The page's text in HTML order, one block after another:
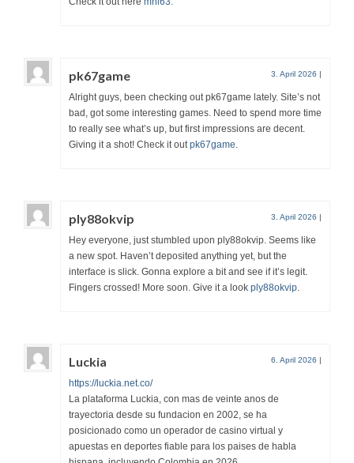
pk67game 3. April 2026 |
Alright guys, been checking out pk67game lately. Site’s not
bad, got some interesting games. Need to spend more time
to really see what’s up, but first impressions are decent.
Giving it a shot! Check it out pk67game
ply88okvip 3. April 2026 |
Hey everyone, just stumbled upon ply88okvip. Seems like
a new spot. Haven’t deposited anything yet, but the
interface is slick. Gonna explore a bit and see if it’s legit.
Fingers crossed! More soon. Give it a look ply88okvip
Luckia 6. April 2026 |
https://luckia.net.co/
La plataforma Luckia, con mas de veinte anos de
trayectoria desde su fundacion en 2002, se ha
posicionado como un operador de casino virtual y
apuestas en deportes fiable para los paises de habla